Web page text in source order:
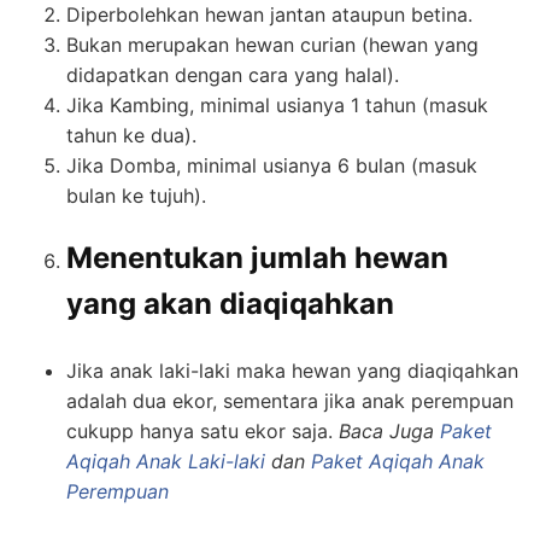
Diperbolehkan hewan jantan ataupun betina.
Bukan merupakan hewan curian (hewan yang
didapatkan dengan cara yang halal).
Jika Kambing, minimal usianya 1 tahun (masuk
tahun ke dua).
Jika Domba, minimal usianya 6 bulan (masuk
bulan ke tujuh).
Menentukan jumlah hewan
yang akan diaqiqahkan
Jika anak laki-laki maka hewan yang diaqiqahkan
adalah dua ekor, sementara jika anak perempuan
cukupp hanya satu ekor saja. Baca Juga Paket
Aqiqah Anak Laki-laki dan Paket Aqiqah Anak
Perempuan